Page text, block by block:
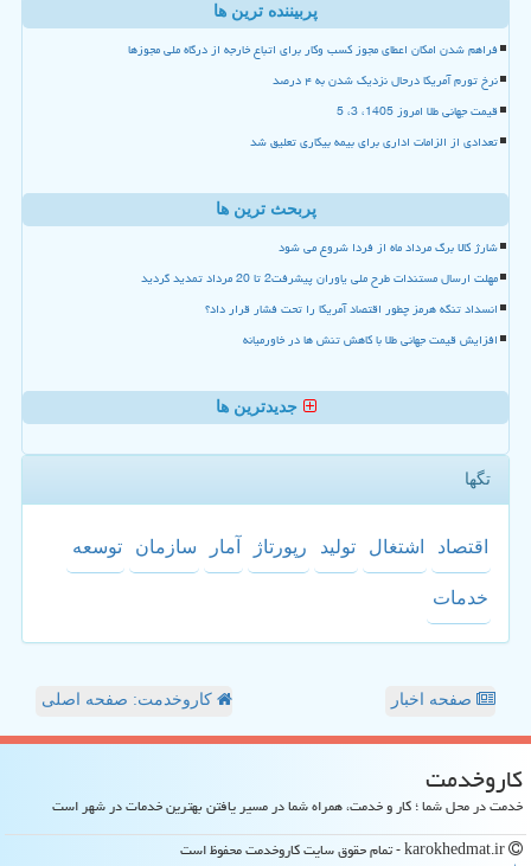
پربیننده ترین ها
فراهم شدن امکان اعطای مجوز کسب وکار برای اتباع خارجه از درگاه ملی مجوزها
نرخ تورم آمریکا درحال نزدیک شدن به ۴ درصد
قیمت جهانی طلا امروز 1405، 3، 5
تعدادی از الزامات اداری برای بیمه بیکاری تعلیق شد
پربحث ترین ها
شارژ کالا برگ مرداد ماه از فردا شروع می شود
مهلت ارسال مستندات طرح ملی یاوران پیشرفت2 تا 20 مرداد تمدید گردید
انسداد تنگه هرمز چطور اقتصاد آمریکا را تحت فشار قرار داد؟
افزایش قیمت جهانی طلا با کاهش تنش ها در خاورمیانه
جدیدترین ها
تگها
اقتصاد اشتغال تولید رپورتاژ آمار سازمان توسعه
خدمات
صفحه اخبار کاروخدمت: صفحه اصلی
كاروخدمت
خدمت در محل شما ؛ کار و خدمت، همراه شما در مسیر یافتن بهترین خدمات در شهر است